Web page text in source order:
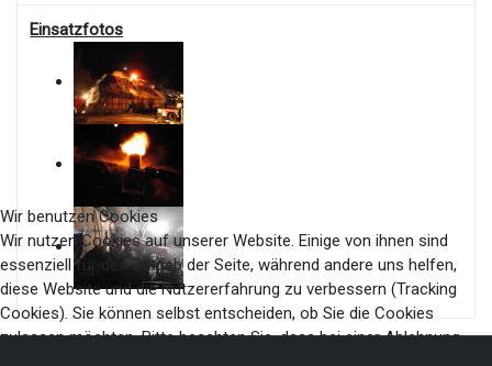
Einsatzfotos
Wir benutzen Cookies
Wir nutzen Cookies auf unserer Website. Einige von ihnen sind
essenziell für den Betrieb der Seite, während andere uns helfen,
diese Website und die Nutzererfahrung zu verbessern (Tracking
Cookies). Sie können selbst entscheiden, ob Sie die Cookies
zulassen möchten. Bitte beachten Sie, dass bei einer Ablehnung